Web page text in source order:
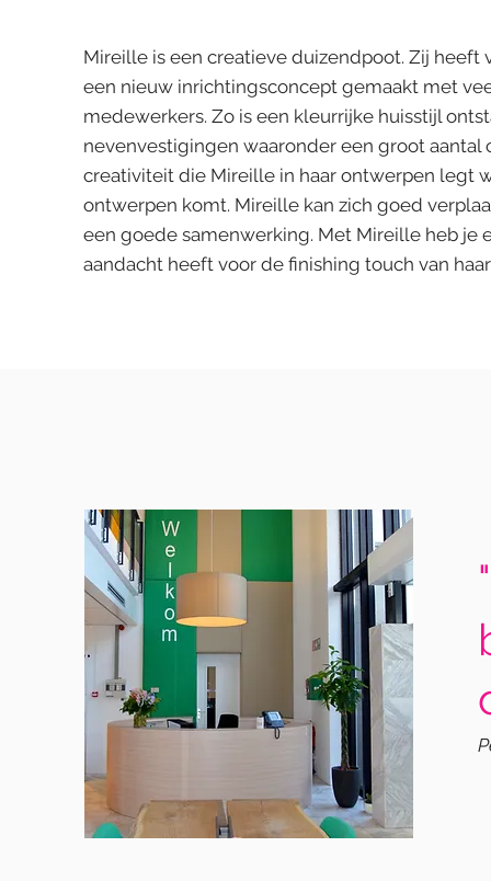
Mireille is een creatieve duizendpoot. Zij heeft
een nieuw inrichtingsconcept gemaakt met
medewerkers. Zo is een kleurrijke huisstijl
nevenvestigingen waaronder een groot aantal
creativiteit die Mireille in haar ontwerpen legt
ontwerpen komt. Mireille kan zich goed
een goede samenwerking. Met Mireille heb je
aandacht heeft voor de finishing touch van